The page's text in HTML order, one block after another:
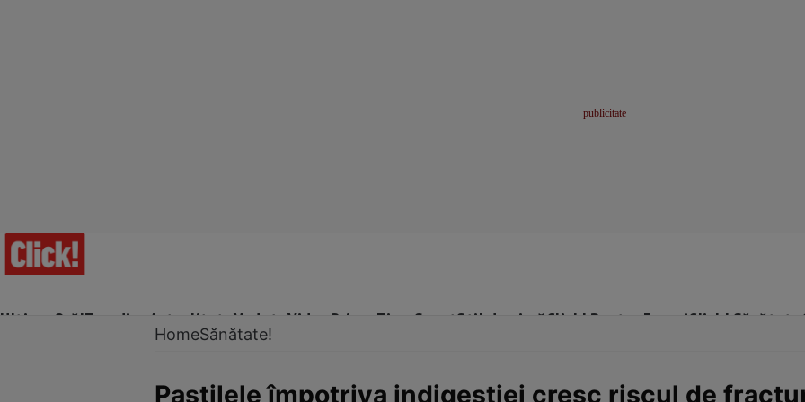
Ultima Oră!Trending Actualitate Vedete Video Prime Time SportStil de viațăClick! Pentru FemeiClick! Sănătate
HomeSănătate!
Pastilele împotriva indigestiei cresc riscul de